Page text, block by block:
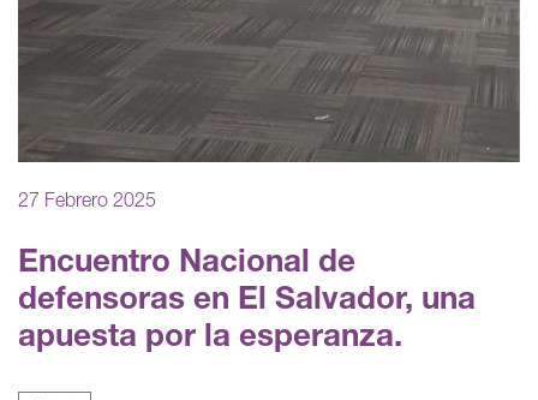
27 Febrero 2025
Encuentro Nacional de
defensoras en El Salvador, una
apuesta por la esperanza.